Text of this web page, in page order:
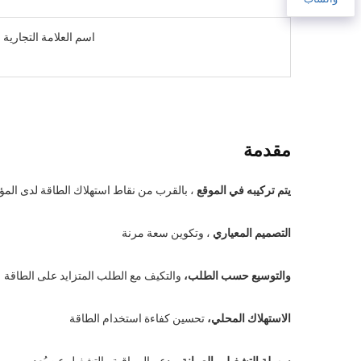
اسم العلامة التجارية
مقدمة
يتم تركيبه في الموقع ، بالقرب من نقاط استهلاك الطاقة لدى
التصميم المعياري ، وتكوين سعة مرنة
والتوسيع حسب الطلب، والتكيف مع الطلب المتزايد على الطاقة
الاستهلاك المحلي، تحسين كفاءة استخدام الطاقة